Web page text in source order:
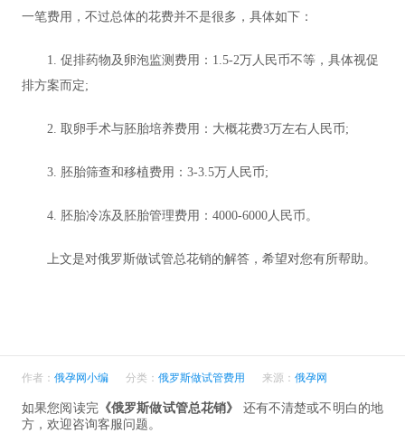
一笔费用，不过总体的花费并不是很多，具体如下：
1. 促排药物及卵泡监测费用：1.5-2万人民币不等，具体视促
排方案而定;
2. 取卵手术与胚胎培养费用：大概花费3万左右人民币;
3. 胚胎筛查和移植费用：3-3.5万人民币;
4. 胚胎冷冻及胚胎管理费用：4000-6000人民币。
上文是对俄罗斯做试管总花销的解答，希望对您有所帮助。
作者： 俄孕网小编 分类： 俄罗斯做试管费用 来源： 俄孕网
如果您阅读完《俄罗斯做试管总花销》
还有不清楚或不明白的地
方，欢迎咨询客服问题。